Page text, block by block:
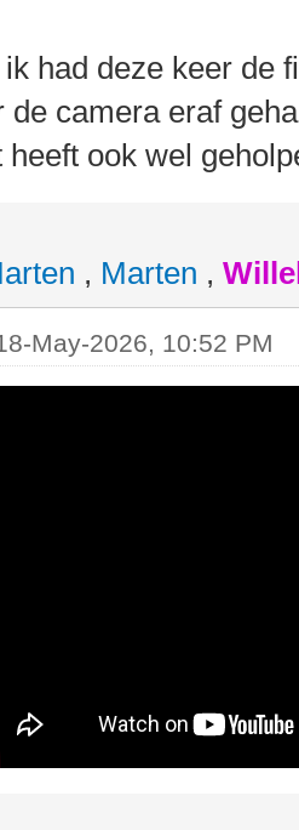
ik had deze keer de
de camera eraf
heeft ook wel
, Marten ,
May-2026, 10:52 PM